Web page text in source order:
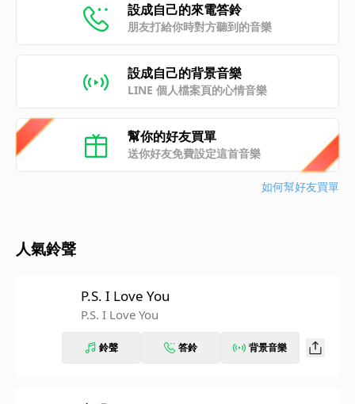
設成自己的來電答鈴
朋友打給你時對方聽到的音樂
設成自己的背景音樂
LINE 個人檔案頁的心情音樂
幫你的好友買單
送你好友免費設定這首音樂
如何幫好友買單
人氣鈴聲
P.S. I Love You
P.S. I Love You
鈴聲 答鈴 背景音樂